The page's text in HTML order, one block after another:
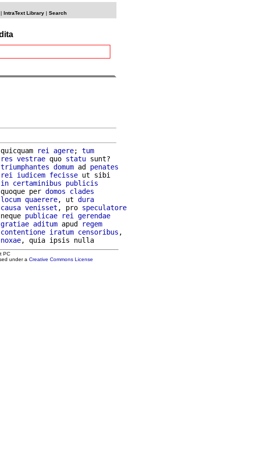
IntraText Library| Search
quicquam rei agere; tum
res vestrae quo statu sunt?
triumphantes domum ad penates
rei iudicem fecisse ut sibi
in certaminibus
publicis
quoque per domos
clades
locum quaerere, ut dura
causa venisset , pro speculatore
neque publicae rei
gerendae
gratiae aditum apud
regem
contentione iratum censoribus ,
noxae
PC
under a Creative Commons License